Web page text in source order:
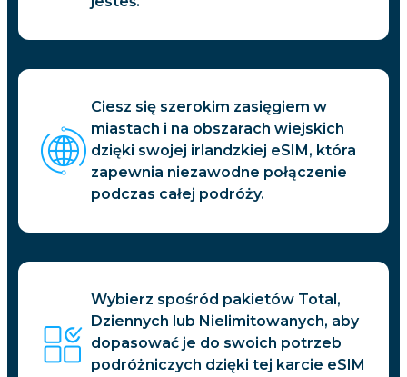
Ciesz się szerokim zasięgiem w
miastach i na obszarach wiejskich
dzięki swojej irlandzkiej eSIM, która
zapewnia niezawodne połączenie
podczas całej podróży.
Wybierz spośród pakietów Total,
Dziennych lub Nielimitowanych, aby
dopasować je do swoich potrzeb
podróżniczych dzięki tej karcie eSIM